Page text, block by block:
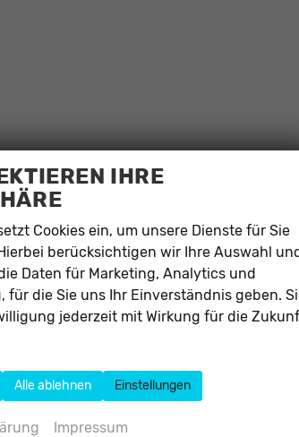
IHRE
Cookies ein, um unsere Dienste für Sie
berücksichtigen wir Ihre Auswahl
Daten für Marketing, Analytics und
für die Sie uns Ihr Einverständnis geben.
jederzeit mit Wirkung für die
Alle ablehnen Einstellungen
Impressum